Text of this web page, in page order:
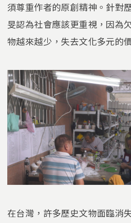
須尊重作者的原創精神。針對
旻認為社會應該更重視，因為
物越來越少，失去文化多元的
在台灣，許多歷史文物面臨消